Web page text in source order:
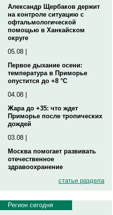
Александр Щербаков держит
на контроле ситуацию с
офтальмологической
помощью в Ханкайском
округе
05.08 |
Первое дыхание осени:
температура в Приморье
опустится до +8 °C
04.08 |
Жара до +35: что ждет
Приморье после тропических
дождей
03.08 |
Москва помогает развивать
отечественное
здравоохранение
статьи раздела
Регион сегодня